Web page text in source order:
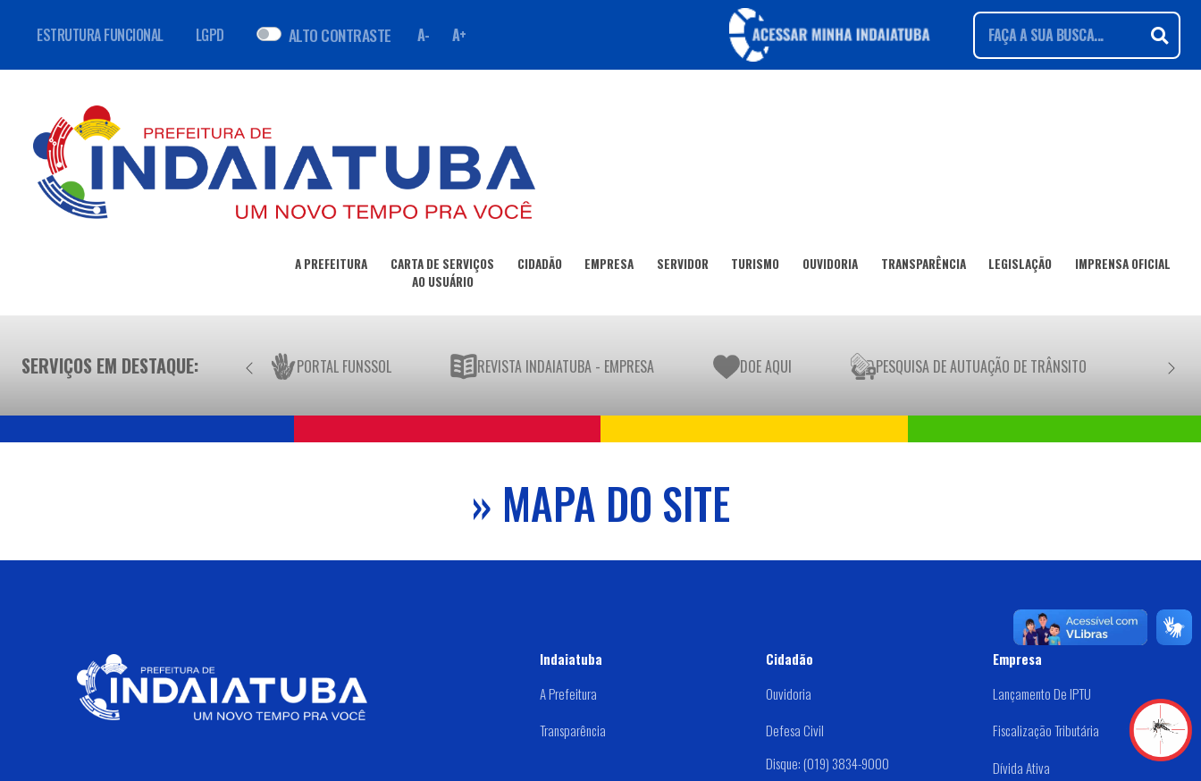
ESTRUTURA FUNCIONAL LGPD ALTO CONTRASTE A- A+
A PREFEITURA
CARTA DE SERVIÇOS
AO USUÁRIO
CIDADÃO EMPRESA SERVIDOR TURISMO OUVIDORIA TRANSPARÊNCIA LEGISLAÇÃO IMPRENSA OFICIAL
SERVIÇOS EM DESTAQUE: PORTAL FUNSSOL REVISTA INDAIATUBA - EMPRESA DOE AQUI PESQUISA DE AUTUAÇÃO DE TRÂNSITO
» MAPA DO SITE
Indaiatuba
A Prefeitura
Transparência
Cidadão
Ouvidoria
Defesa Civil
Disque: (019) 3834-9000
Empresa
Lançamento De IPTU
Fiscalização Tributária
Dívida Ativa